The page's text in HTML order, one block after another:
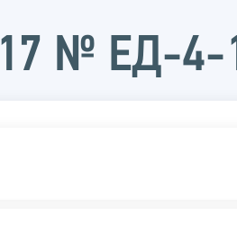
№ ЕД-4-